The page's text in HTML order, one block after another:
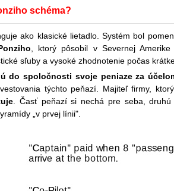
schéma?
ako klasické lietadlo. Systém bol
, ktorý pôsobil v Severnej
sľuby a vysoké zhodnotenie počas
do spoločnosti svoje peniaze za
týchto peňazí. Majiteľ firmy,
. Časť peňazí si nechá pre seba,
„v prvej línii".